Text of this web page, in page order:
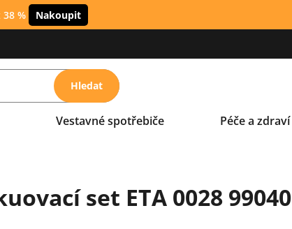
% Nakoupit
Hledat
Vestavné spotřebiče Péče a zdraví
set ETA 0028 99040